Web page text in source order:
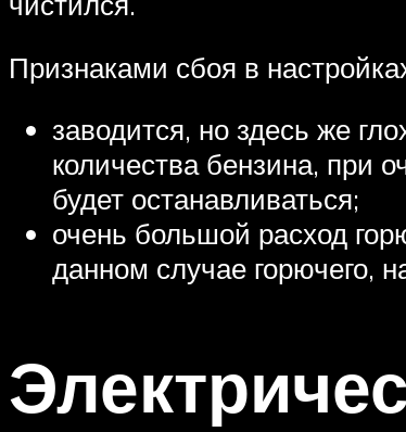
Признаками сбоя в
заводится, но здесь же
количества бензина, при
будет останавливаться;
очень большой расход
данном случае горючего,